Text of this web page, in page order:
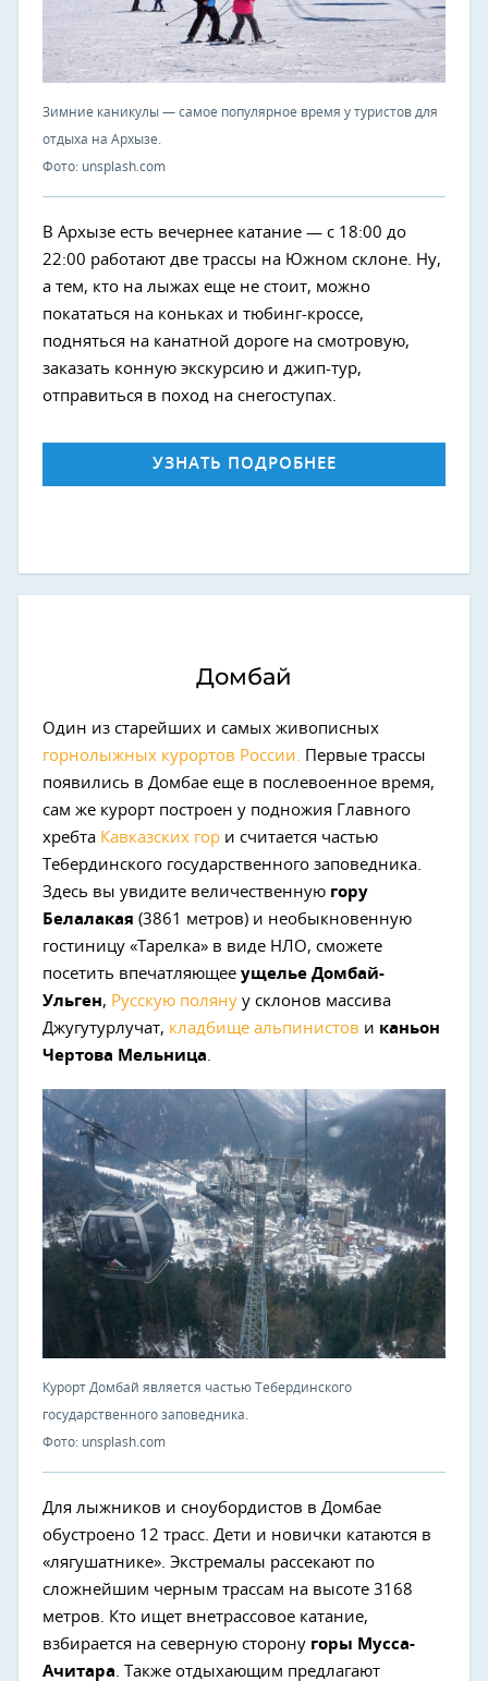
Зимние каникулы — самое популярное время у туристов для
отдыха на Архызе.
Фото: unsplash.com
В Архызе есть вечернее катание — с 18:00 до
22:00 работают две трассы на Южном склоне. Ну,
а тем, кто на лыжах еще не стоит, можно
покататься на коньках и тюбинг-кроссе,
подняться на канатной дороге на смотровую,
заказать конную экскурсию и джип-тур,
отправиться в поход на снегоступах.
УЗНАТЬ ПОДРОБНЕЕ
Домбай
Один из старейших и самых живописных
горнолыжных курортов России.
Первые трассы
появились в Домбае еще в послевоенное время,
сам же курорт построен у подножия Главного
хребта Кавказских гор и считается частью
Тебердинского государственного заповедника.
Здесь вы увидите величественную гору
Белалакая (3861 метров) и необыкновенную
гостиницу «Тарелка» в виде НЛО, сможете
посетить впечатляющее ущелье Домбай-
Ульген, Русскую поляну у склонов массива
Джугутурлучат, кладбище альпинистов и каньон
Чертова Мельница.
Курорт Домбай является частью Тебердинского
государственного заповедника.
Фото: unsplash.com
Для лыжников и сноубордистов в Домбае
обустроено 12 трасс. Дети и новички катаются в
«лягушатнике». Экстремалы рассекают по
сложнейшим черным трассам на высоте 3168
метров. Кто ищет внетрассовое катание,
взбирается на северную сторону горы Мусса-
Ачитара . Также отдыхающим предлагают